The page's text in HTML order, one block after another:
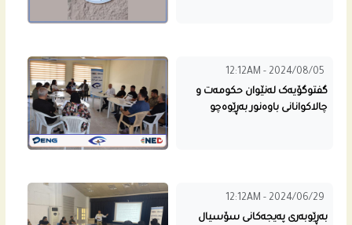
12:12AM - 2024/08/05
گفتوگۆیەک لەنێوان حکومەت و
چالاکوانانی باوەنور بەڕێوەچو
12:12AM - 2024/06/29
بەڕێوبەری پەیجەکانی سۆسیال